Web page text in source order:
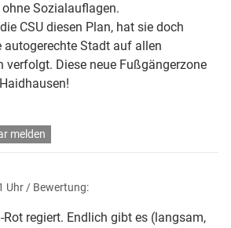
Sozialauflagen.
CSU diesen Plan, hat sie doch
autogerechte Stadt auf allen
verfolgt. Diese neue Fußgängerzone
melden
Uhr / Bewertung:
Rot regiert. Endlich gibt es (langsam,